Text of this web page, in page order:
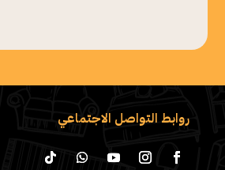
روابط التواصل الاجتماعي